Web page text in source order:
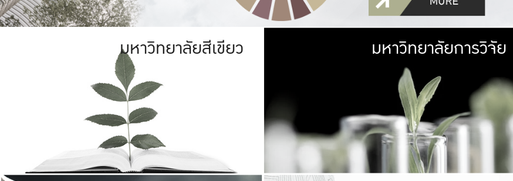
มหาวิทยาลัยสีเขียว มหาวิทยา
เกษตรศาสตร์ มีพื้นที่เขีย
เป็นป่าในเมือง
เกษตรในเมือง (URBAN
ที่นับรวมกันได้ปร
มหาวิทยาลัยการวิจัย